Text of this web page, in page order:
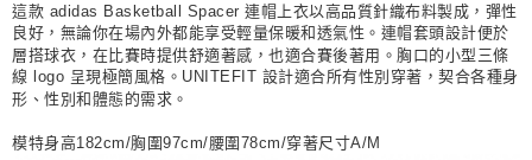
這款 adidas Basketball Spacer 連帽上衣以高品質針織布料製成，彈性
良好，無論你在場內外都能享受輕量保暖和透氣性。連帽套頭設計便於
層搭球衣，在比賽時提供舒適著感，也適合賽後著用。胸口的小型三條
線 logo 呈現極簡風格。UNITEFIT 設計適合所有性別穿著，契合各種身
形、性別和體態的需求。
模特身高182cm/胸圍97cm/腰圍78cm/穿著尺寸A/M